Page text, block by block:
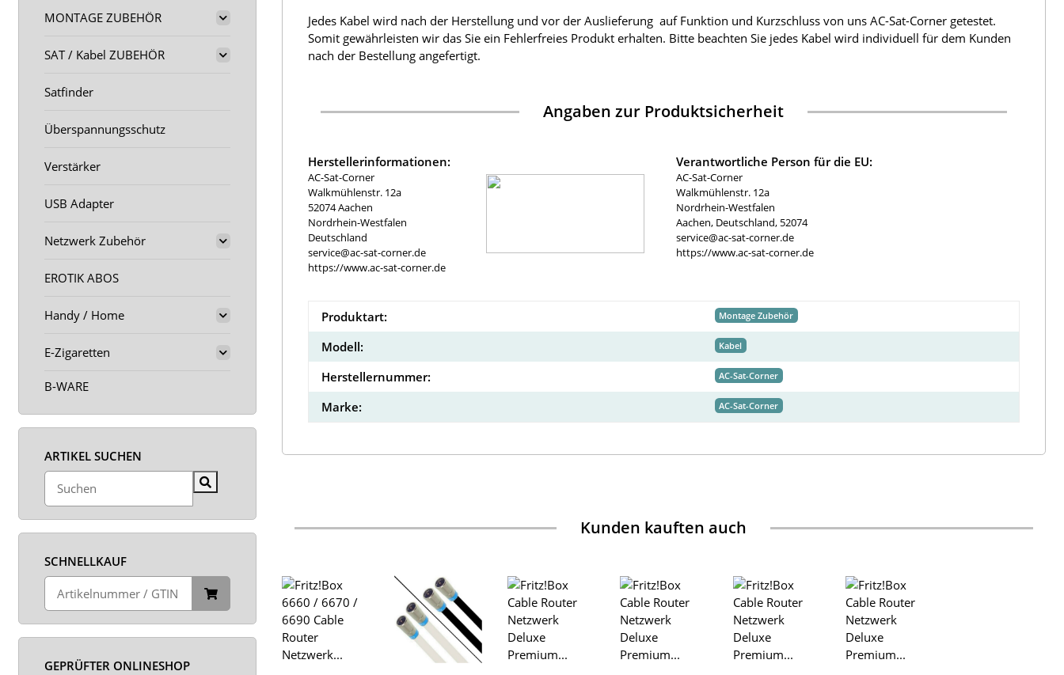
Jedes Kabel wird nach der Herstellung und vor der Auslieferung auf Funktion und Kurzschluss von uns AC-Sat-Corner getestet.
Somit gewährleisten wir das Sie ein Fehlerfreies Produkt erhalten. Bitte beachten Sie jedes Kabel wird individuell für dem Kunden
nach der Bestellung angefertigt.
Angaben zur Produktsicherheit
Herstellerinformationen:
AC-Sat-Corner
Walkmühlenstr. 12a
52074 Aachen
Nordrhein-Westfalen
Deutschland
service@ac-sat-corner.de
https://www.ac-sat-corner.de
Verantwortliche Person für die EU:
AC-Sat-Corner
Walkmühlenstr. 12a
Nordrhein-Westfalen
Aachen, Deutschland, 52074
service@ac-sat-corner.de
https://www.ac-sat-corner.de
Produktart: Montage Zubehör
Modell: Kabel
Herstellernummer: AC-Sat-Corner
Marke: AC-Sat-Corner
Kunden kauften auch
MONTAGE ZUBEHÖR
SAT / Kabel ZUBEHÖR
Satfinder
Überspannungsschutz
Verstärker
USB Adapter
Netzwerk Zubehör
EROTIK ABOS
Handy / Home
E-Zigaretten
B-WARE
ARTIKEL SUCHEN
SCHNELLKAUF
GEPRÜFTER ONLINESHOP